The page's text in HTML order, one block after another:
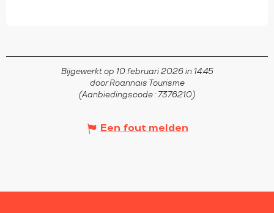
Bijgewerkt op 10 februari 2026 in 14:45
door Roannais Tourisme
(Aanbiedingscode :7376210)
Een fout melden